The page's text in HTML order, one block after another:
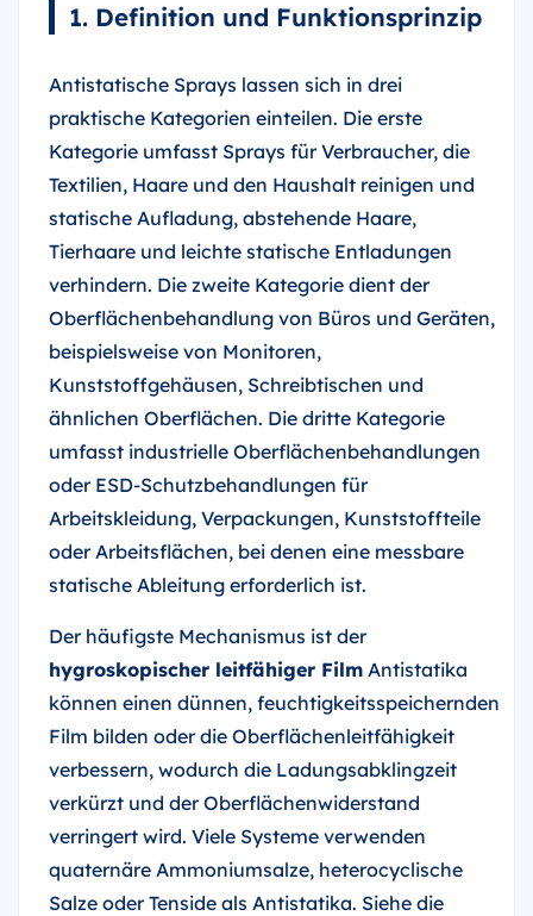
1. Definition und Funktionsprinzip
Antistatische Sprays lassen sich in drei
praktische Kategorien einteilen. Die erste
Kategorie umfasst Sprays für Verbraucher, die
Textilien, Haare und den Haushalt reinigen und
statische Aufladung, abstehende Haare,
Tierhaare und leichte statische Entladungen
verhindern. Die zweite Kategorie dient der
Oberflächenbehandlung von Büros und Geräten,
beispielsweise von Monitoren,
Kunststoffgehäusen, Schreibtischen und
ähnlichen Oberflächen. Die dritte Kategorie
umfasst industrielle Oberflächenbehandlungen
oder ESD-Schutzbehandlungen für
Arbeitskleidung, Verpackungen, Kunststoffteile
oder Arbeitsflächen, bei denen eine messbare
statische Ableitung erforderlich ist.
Der häufigste Mechanismus ist der
hygroskopischer leitfähiger Film Antistatika
können einen dünnen, feuchtigkeitsspeichernden
Film bilden oder die Oberflächenleitfähigkeit
verbessern, wodurch die Ladungsabklingzeit
verkürzt und der Oberflächenwiderstand
verringert wird. Viele Systeme verwenden
quaternäre Ammoniumsalze, heterocyclische
Salze oder Tenside als Antistatika. Siehe die